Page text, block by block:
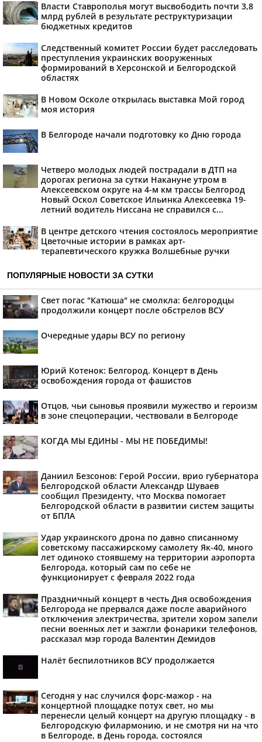
Власти Ставрополья могут высвободить почти 3,8
млрд рублей в результате реструктуризации
бюджетных кредитов
Следственный комитет России будет расследовать
преступления украинских вооруженных
формирований в Херсонской и Белгородской
областях
В Новом Осколе открылась выставка Мой город
моя история
В Белгороде начали подготовку ко Дню города
Четверо молодых людей пострадали в ДТП на
дорогах региона за сутки Накануне утром в
Алексеевском округе на 4-м км трассы Белгород
Новый Оскол Советское Ильинка Алексеевка 19-
летний водитель Ниссана не справился с...
В центре детского чтения состоялось мероприятие
Цветочные истории в рамках арт-
терапевтического кружка Волшебные ручки
ПОПУЛЯРНЫЕ НОВОСТИ ЗА СУТКИ
Свет погас "Катюша" не смолкла: белгородцы
продолжили концерт после обстрелов ВСУ
Очередные удары ВСУ по региону
Юрий Котенок: Белгород. Концерт в День
освобождения города от фашистов
Отцов, чьи сыновья проявили мужество и героизм
в зоне спецоперации, чествовали в Белгороде
КОГДА МЫ ЕДИНЫ - МЫ НЕ ПОБЕДИМЫ!
Даниил Безсонов: Герой России, врио губернатора
Белгородской области Александр Шуваев
сообщил Президенту, что Москва помогает
Белгородской области в развитии систем защиты
от БПЛА
Удар украинского дрона по давно списанному
советскому пассажирскому самолету Як-40, много
лет одиноко стоявшему на территории аэропорта
Белгорода, который сам по себе не
функционирует с февраля 2022 года
Праздничный концерт в честь Дня освобождения
Белгорода не прервался даже после аварийного
отключения электричества, зрители хором запели
песни военных лет и зажгли фонарики телефонов,
рассказал мэр города Валентин Демидов
Налёт беспилотников ВСУ продолжается
Сегодня у нас случился форс-мажор - на
концертной площадке потух свет, но мы
перенесли целый концерт на другую площадку - в
Белгородскую филармонию, и не смотря ни на что
в Белгороде, в День города, состоялся